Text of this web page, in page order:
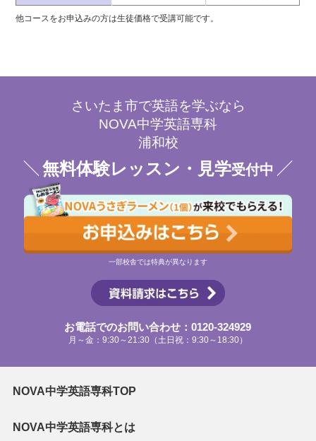
他コースをお申込みの方は生徒価格で受講可能です。
さいたま市で英語を学ぶなら
NOVA中学英語専科
浦和校
無料体験レッスン・見学受付中
一部校舎では特典が異なります
お電話でのお問い合わせ：0120-324929
月～金：9:30～21:30（土日祝：9:30～18:30）
NOVA中学英語専科TOP
NOVA中学英語専科とは